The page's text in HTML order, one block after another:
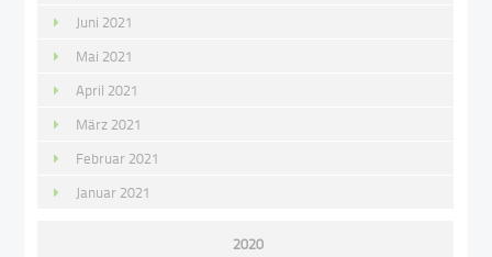
Juni 2021
Mai 2021
April 2021
März 2021
Februar 2021
Januar 2021
2020